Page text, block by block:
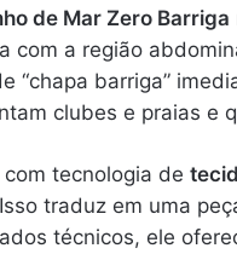
de Mar Zero Barriga
com a região
“chapa barriga”
clubes e praias e
tecnologia de
traduz em uma
técnicos, ele